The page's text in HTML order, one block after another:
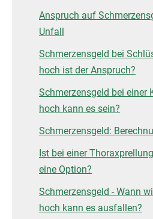
Anspruch auf
Unfall
Schmerzensgeld bei
hoch ist der Anspruch?
Schmerzensgeld bei einer
hoch kann es sein?
Schmerzensgeld:
Ist bei einer
eine Option?
Schmerzensgeld - Wann
hoch kann es ausfallen?